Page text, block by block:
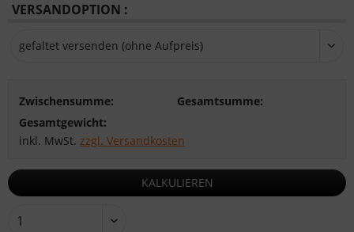
VERSANDOPTION :
Zwischensumme:
Gesamtsumme:
Gesamtgewicht:
inkl. MwSt.zzgl. Versandkosten
KALKULIEREN